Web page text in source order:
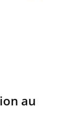
au